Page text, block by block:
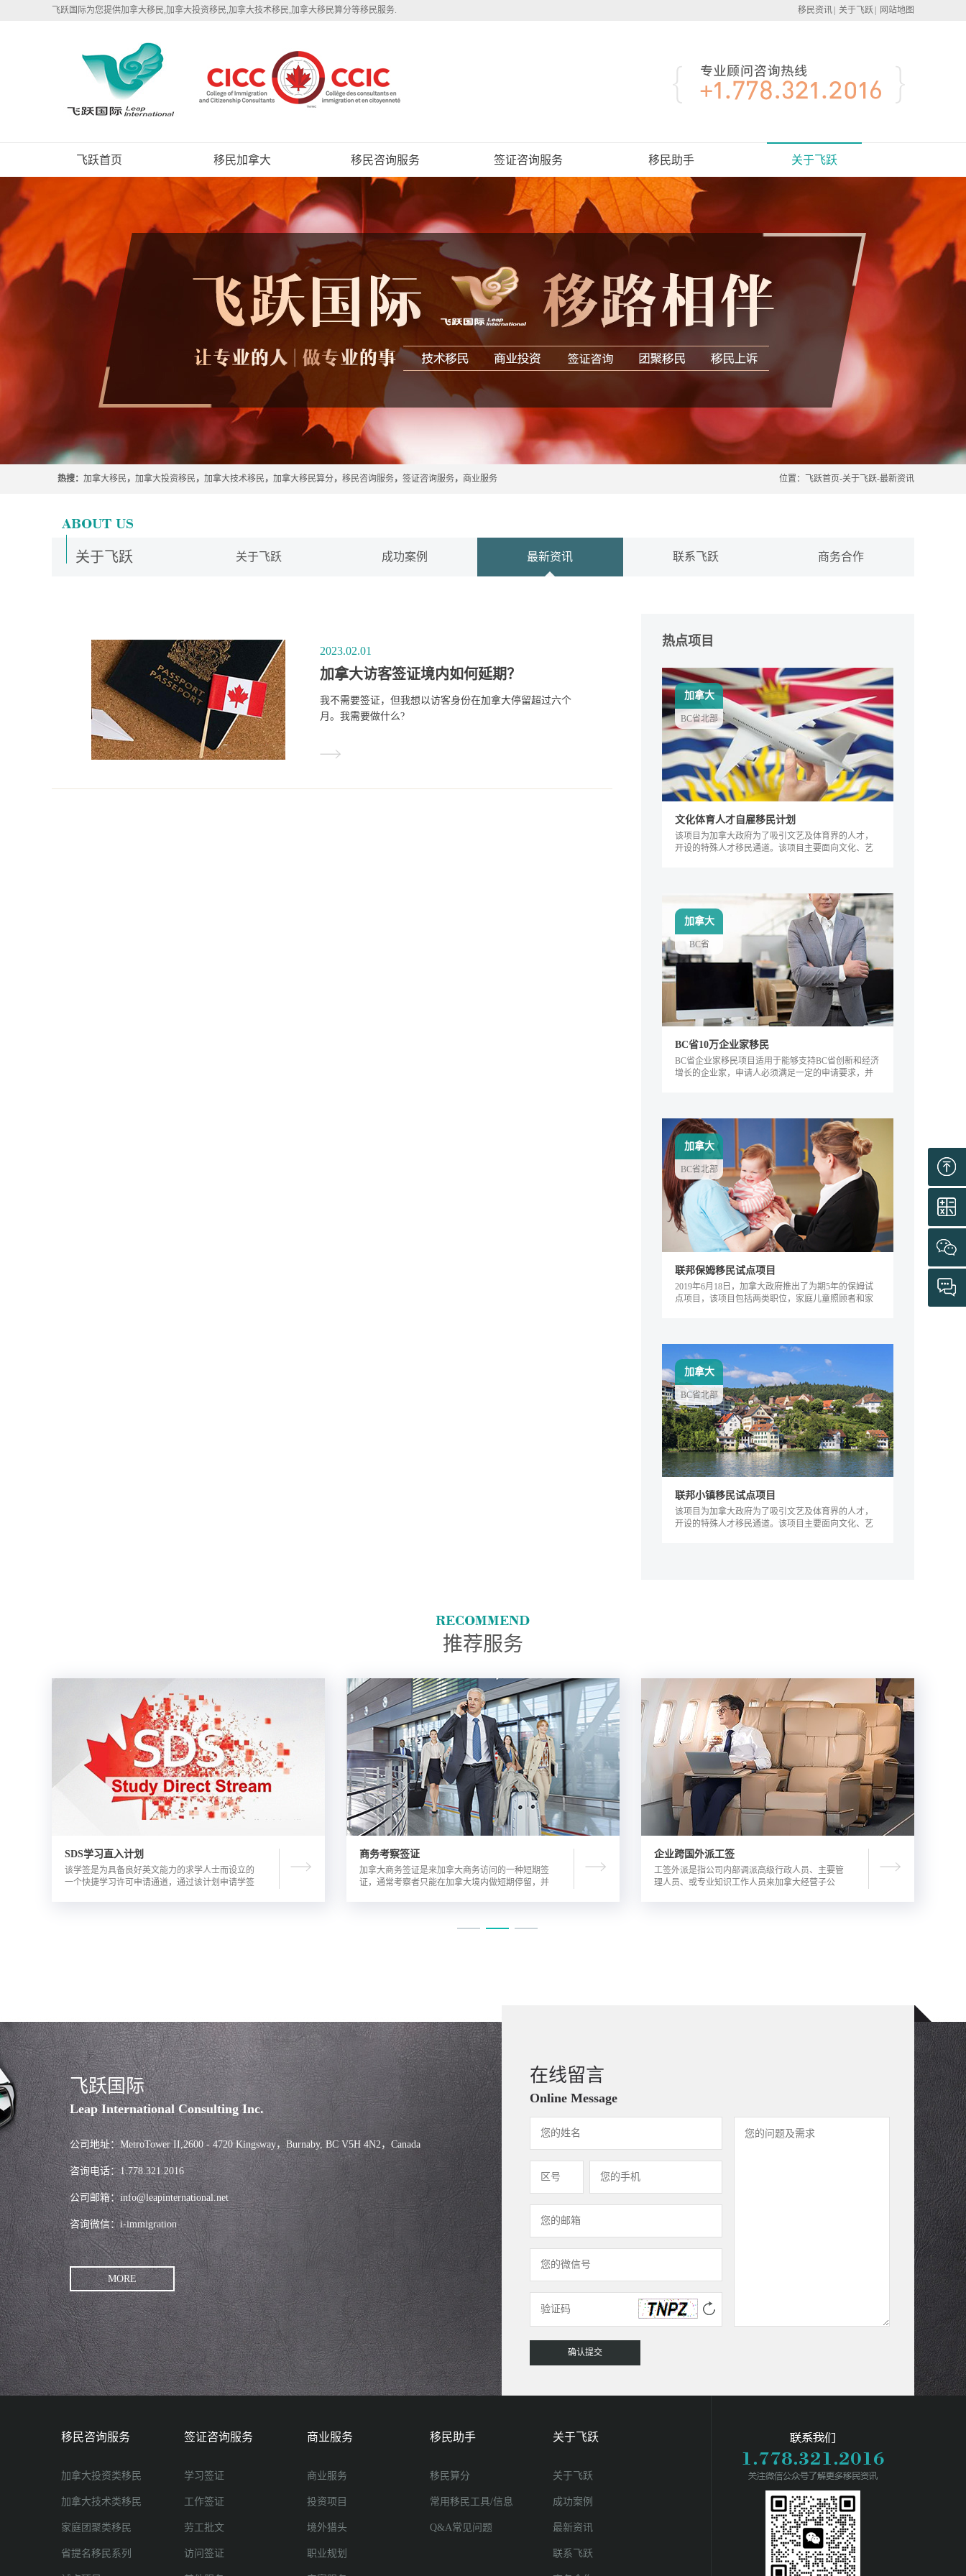
飞跃国际为您提供加拿大移民,加拿大投资移民,加拿大技术移民,加拿大移民算分等移民服务. 移民资讯 关于飞跃 网站地图
飞跃首页 移民加拿大 移民咨询服务 签证咨询服务 移民助手 关于飞跃
热搜： 加拿大移民 ， 加拿大投资移民 ， 加拿大技术移民 ， 加拿大移民算分， 移民咨询服务， 签证咨询服务， 商业服务 位置： 飞跃首页-关于飞跃-最新资讯
关于飞跃 关于飞跃 成功案例 最新资讯 联系飞跃 商务合作
2023.02.01
加拿大访客签证境内如何延期？
我不需要签证，但我想以访客身份在加拿大停留超过六个
月。我需要做什么?
热点项目
文化体育人才自雇移民计划
该项目为加拿大政府为了吸引文艺及体育界的人才，
开设的特殊人才移民通道。该项目主要面向文化、艺
成为特殊类人才的热门移民项目。
加拿大
BC省北部
BC省10万企业家移民
BC省企业家移民项目适用于能够支持BC省创新和经济
增长的企业家，申请人必须满足一定的申请要求，并
加拿大
BC省
联邦保姆移民试点项目
2019年6月18日，加拿大政府推出了为期5年的保姆试
点项目，该项目包括两类职位，家庭儿童照顾者和家
加拿大
BC省北部
联邦小镇移民试点项目
该项目为加拿大政府为了吸引文艺及体育界的人才，
开设的特殊人才移民通道。该项目主要面向文化、艺
加拿大
BC省北部
推荐服务
SDS学习直入计划
该学签是为具备良好英文能力的求学人士而设立的
一个快捷学习许可申请通道，通过该计划申请学签
商务考察签证
加拿大商务签证是来加拿大商务访问的一种短期签
证，通常考察者只能在加拿大境内做短期停留，并
企业跨国外派工签
工签外派是指公司内部调派高级行政人员、主要管
理人员、或专业知识工作人员来加拿大经营子公
飞跃国际
Leap International Consulting Inc.
公司地址：MetroTower II,2600 - 4720 Kingsway，Burnaby, BC V5H 4N2，Canada
咨询电话：1.778.321.2016
公司邮箱：info@leapinternational.net
咨询微信：i-immigration
MORE
在线留言
Online Message
移民咨询服务
加拿大投资类移民
加拿大技术类移民
家庭团聚类移民
省提名移民系列
签证咨询服务
学习签证
工作签证
劳工批文
访问签证
商业服务
商业服务
投资项目
境外猎头
职业规划
移民助手
移民算分
常用移民工具/信息
Q&A常见问题
关于飞跃
关于飞跃
成功案例
最新资讯
联系飞跃